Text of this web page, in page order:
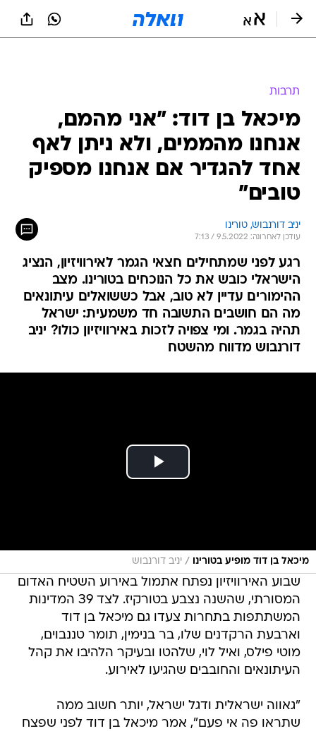
תרבות
מיכאל בן דוד: "אני מהמם,
אנחנו מהממים, ולא ניתן לאף
אחד להגדיר אם אנחנו מספיק
טובים"
יניב דורנבוש, טורינו
עודכן לאחרונה: 9.5.2022 / 7:13
רגע לפני שמתחילים חצאי הגמר לאירוויזיון, הנציג
הישראלי כובש את כל הנוכחים בטורינו. מצב
ההימורים עדיין לא טוב, אבל כששואלים עיתונאים
מה הם חושבים התשובה חד משמעית: ישראל
תהיה בגמר. ומי צפויה לזכות באירוויזיון כולו? יניב
דורנבוש מדווח מהשטח
מיכאל בן דוד מופיע בטורינו / יניב דורנבוש
שבוע האירוויזיון נפתח אתמול באירוע השטיח האדום
המסורתי, שהשנה נצבע בטורקיז. לצד 39 המדינות
המשתתפות בתחרות צעדו גם מיכאל בן דוד
וארבעת הרקדנים שלו, בר בנימין, תומר טננבוים,
מוטי פילס, ואיל לוי, שלהטו ובעיקר הלהיבו את קהל
העיתונאים והחובבים שהגיעו לאירוע.
"גאווה ישראלית ודגל ישראל, יותר חשוב ממה
שתראו פה אי פעם", אמר מיכאל בן דוד לפני שפצח